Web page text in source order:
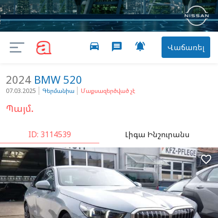
Վաճառել

message
directions_car
2024 BMW 520
07.03.2025 Գերմանիա Մաքսազերծված չէ
Պայմ.
ID: 3114539 Լիգա Ինշուրանս
favorite_border